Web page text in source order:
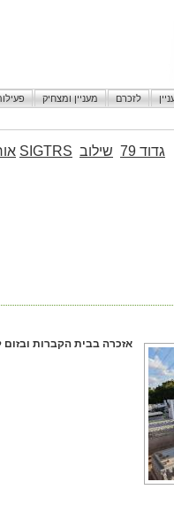
לזכרם מעניין ומצחיק
גדוד 79 שילוב SIGTRS
אזכרה בבית הקברות ובזום